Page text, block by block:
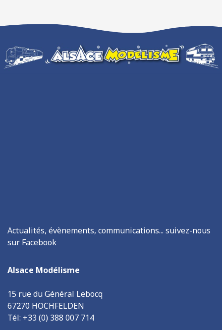
Actualités, évènements, communications... suivez-nous
sur Facebook
Alsace Modélisme
15 rue du Général Lebocq
67270 HOCHFELDEN
Tél: +33 (0) 388 007 714